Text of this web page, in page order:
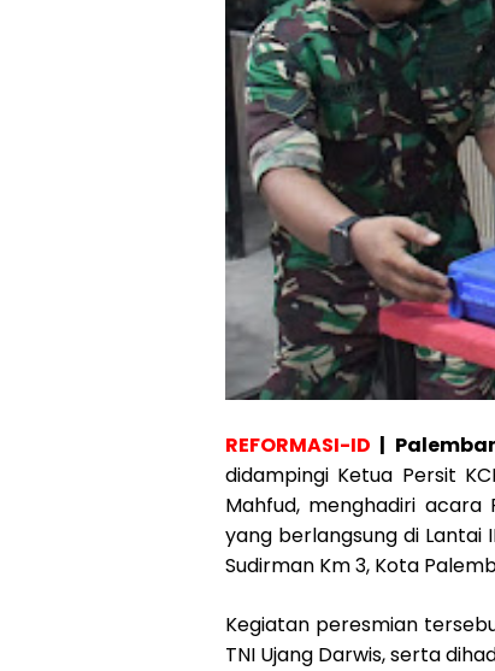
REFORMASI-ID |
didampingi Ketua Persit
Mahfud, menghadiri acara
yang berlangsung di Lantai
Sudirman Km 3, Kota
Kegiatan peresmian
TNI Ujang Darwis, serta